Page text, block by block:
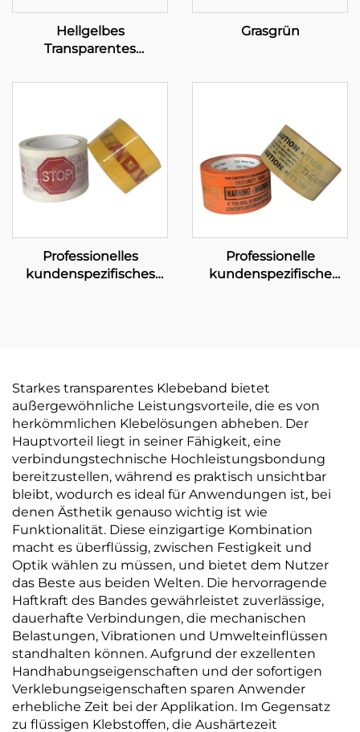
Hellgelbes
Transparentes
Grasgrün
Professionelles
kundenspezifisches
Professionelle
kundenspezifische
Starkes transparentes Klebeband bietet
außergewöhnliche Leistungsvorteile, die es von
herkömmlichen Klebelösungen abheben. Der
Hauptvorteil liegt in seiner Fähigkeit, eine
verbindungstechnische Hochleistungsbondung
bereitzustellen, während es praktisch unsichtbar
bleibt, wodurch es ideal für Anwendungen ist, bei
denen Ästhetik genauso wichtig ist wie
Funktionalität. Diese einzigartige Kombination
macht es überflüssig, zwischen Festigkeit und
Optik wählen zu müssen, und bietet dem Nutzer
das Beste aus beiden Welten. Die hervorragende
Haftkraft des Bandes gewährleistet zuverlässige,
dauerhafte Verbindungen, die mechanischen
Belastungen, Vibrationen und Umwelteinflüssen
standhalten können. Aufgrund der exzellenten
Handhabungseigenschaften und der sofortigen
Verklebungseigenschaften sparen Anwender
erhebliche Zeit bei der Applikation. Im Gegensatz
zu flüssigen Klebstoffen, die Aushärtezeit